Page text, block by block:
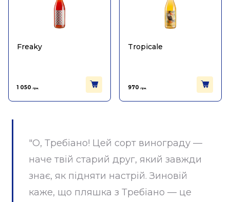
Freaky
1 050 грн.
Tropicale
970 грн.
"О, Требіано! Цей сорт винограду —
наче твій старий друг, який завжди
знає, як підняти настрій. Зиновій
каже, що пляшка з Требіано — це